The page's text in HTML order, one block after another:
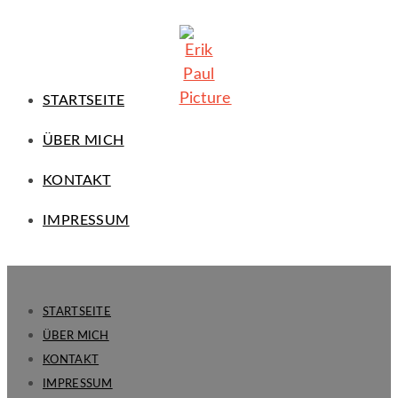
STARTSEITE
ÜBER MICH
KONTAKT
IMPRESSUM
STARTSEITE
ÜBER MICH
KONTAKT
IMPRESSUM